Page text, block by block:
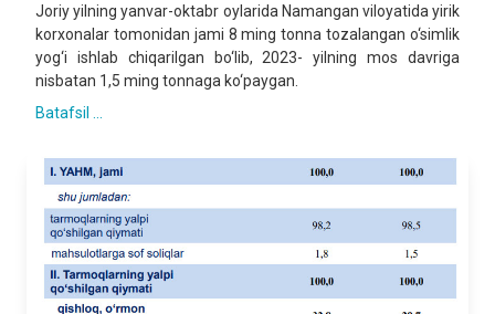
Joriy yilning yanvar-oktabr oylarida Namangan viloyatida yirik
korxonalar tomonidan jami 8 ming tonna tozalangan o‘simlik
yog‘i ishlab chiqarilgan bo‘lib, 2023- yilning mos davriga
nisbatan 1,5 ming tonnaga ko‘paygan.
Batafsil ...